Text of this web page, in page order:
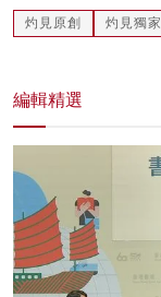
灼見原創 灼見獨家
編輯精選